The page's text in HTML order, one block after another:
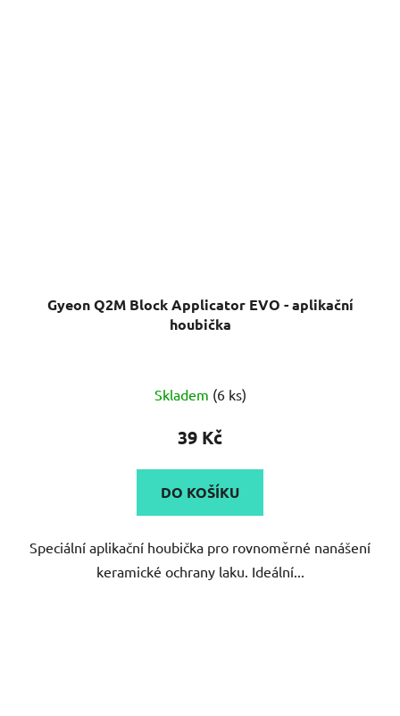
Gyeon Q2M Block Applicator EVO - aplikační
houbička
Skladem (6 ks)
39 Kč
DO KOŠÍKU
Speciální aplikační houbička pro rovnoměrné nanášení
keramické ochrany laku. Ideální...